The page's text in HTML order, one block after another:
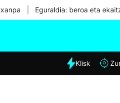
Eguraldia: beroa eta
Eguraldia
Klisk